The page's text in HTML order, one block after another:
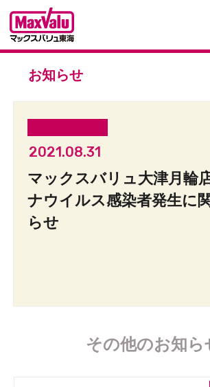
お知らせ
2021.08.31
マックスバリュ大津月輪
ナウイルス感染者発生に
らせ
その他のお知ら